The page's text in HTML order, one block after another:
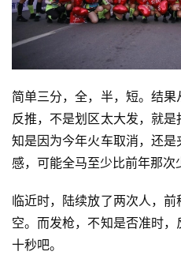
简单三分，全，半，短。结
反推，不是划区太大发，就是
知是因为今年火车取消，还
感，可能全马至少比前年那次
临近时，陆续放了两次人，
空。而发枪，不知是否准时
十秒吧。